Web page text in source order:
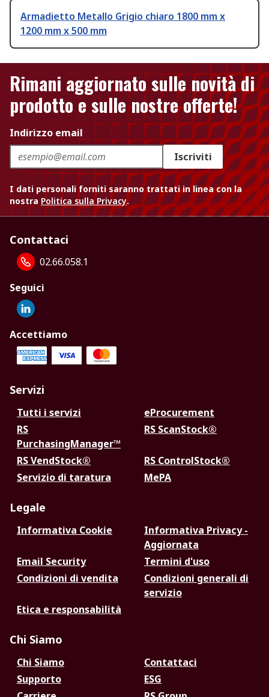
Armadietto Metallo Grigio chiaro 1800 mm x
1200 mm x 500 mm
Rimani aggiornato sulle novità di
prodotto e sulle nostre offerte!
Indirizzo email
Iscriviti
I dati personali forniti saranno trattati in linea con la
nostra Politica sulla Privacy.
Contattaci
02.66.058.1
Seguici
Accettiamo
Servizi
Tutti i servizi
eProcurement
RS
PurchasingManager™
RS ScanStock®
RS VendStock®
RS ControlStock®
Servizio di taratura
MePA
Legale
Informativa Cookie
Informativa Privacy -
Aggiornata
Email Security
Termini d'uso
Condizioni di vendita
Condizioni generali di
servizio
Etica e responsabilità
Chi Siamo
Chi Siamo
Contattaci
Supporto
ESG